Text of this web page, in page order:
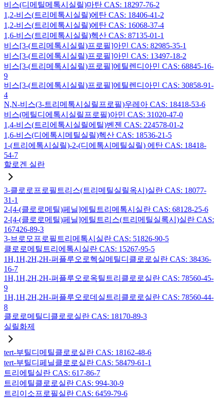
비스(디메틸메톡시실릴)마탄 CAS: 18297-76-2
1,2-비스(트리메톡시실릴)에탄 CAS: 18406-41-2
1,2-비스(트리에톡시실릴)에탄 CAS: 16068-37-4
1,6-비스(트리메톡시실릴)헥산 CAS: 87135-01-1
비스[3-(트리메톡시실릴)프로필]아민 CAS: 82985-35-1
비스[3-(트리에톡시실릴)프로필]아민 CAS: 13497-18-2
비스[3-(트리메톡시실릴)프로필]에틸렌디아민 CAS: 68845-16-
9
비스[3-(트리에톡시실릴)프로필]에틸렌디아민 CAS: 30858-91-
4
N,N-비스(3-트리메톡시실릴프로필)우레아 CAS: 18418-53-6
비스(메틸디에톡시실릴프로필)아민 CAS: 31020-47-0
1,4-비스(트리에톡시실릴에틸)벤젠 CAS: 224578-01-2
1,6-비스(디에톡시메틸실릴)헥산 CAS: 18536-21-5
1-(트리에톡시실릴)-2-(디에톡시메틸실릴) 에탄 CAS: 18418-
54-7
할로겐 실란
3-클로로프로필트리스(트리메틸실릴옥시)실란 CAS: 18077-
31-1
2-[4-(클로로메틸)페닐]에틸트리메톡시실란 CAS: 68128-25-6
2-[4-(클로로메틸)페닐]에틸트리스(트리메틸실록시)실란 CAS:
167426-89-3
3-브로모프로필트리메톡시실란 CAS: 51826-90-5
클로로메틸트리에톡시실란 CAS: 15267-95-5
1H,1H,2H,2H-퍼플루오로헥실메틸디클로로실란 CAS: 38436-
16-7
1H,1H,2H,2H-퍼플루오로옥틸트리클로로실란 CAS: 78560-45-
9
1H,1H,2H,2H-퍼플루오로데실트리클로로실란 CAS: 78560-44-
8
클로로메틸디클로로실란 CAS: 18170-89-3
실릴화제
tert-부틸디메틸클로로실란 CAS: 18162-48-6
tert-부틸디페닐클로로실란 CAS: 58479-61-1
트리에틸실란 CAS: 617-86-7
트리에틸클로로실란 CAS: 994-30-9
트리이소프로필실란 CAS: 6459-79-6